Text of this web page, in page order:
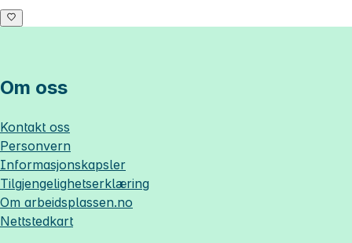
Om oss
Kontakt oss
Personvern
Informasjonskapsler
Tilgjengelighetserklæring
Om arbeidsplassen.no
Nettstedkart